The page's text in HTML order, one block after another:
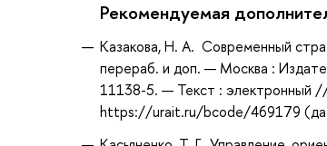
Рекомендуемая
Казакова, Н. А. Современный
перераб. и доп. — Москва :
11138-5. — Текст : электронный
https://urait.ru/bcode/469179